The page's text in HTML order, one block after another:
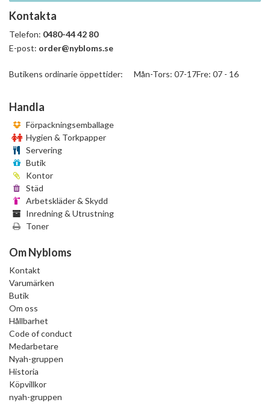
Kontakta
Telefon: 0480-44 42 80
E-post: order@nybloms.se
Butikens ordinarie öppettider: Mån-Tors: 07-17Fre: 07 - 16
Handla
Förpackningsemballage
Hygien & Torkpapper
Servering
Butik
Kontor
Städ
Arbetskläder & Skydd
Inredning & Utrustning
Toner
Om Nybloms
Kontakt
Varumärken
Butik
Om oss
Hållbarhet
Code of conduct
Medarbetare
Nyah-gruppen
Historia
Köpvillkor
nyah-gruppen